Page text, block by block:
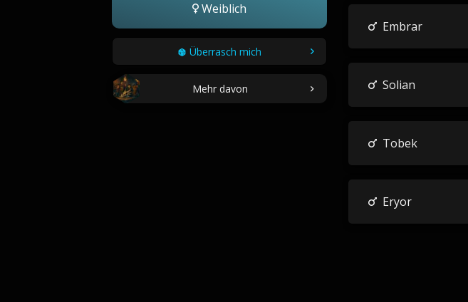
Weiblich
Überrasch mich
Mehr davon
Embrar
Solian
Tobek
Eryor